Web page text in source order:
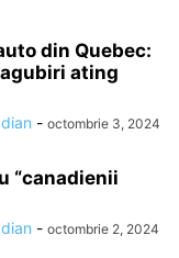
din Quebec:
ating
- octombrie 3, 2024
“canadienii
- octombrie 2, 2024